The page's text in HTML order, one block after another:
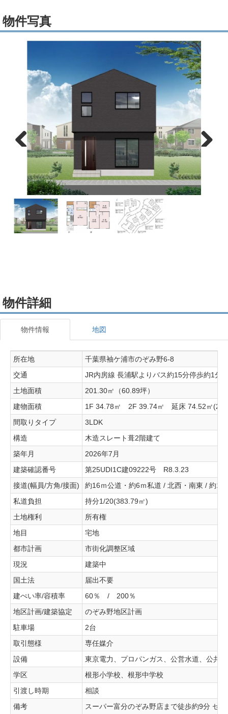
物件写真
Previous Next
物件詳細
物件情報 地図
所在地
千葉県袖ケ浦市のぞみ野6-8
交通
JR内房線 長浦駅よりバス約15分停歩約1分
土地面積
201.30㎡（60.89坪）
建物面積
1F 34.78㎡ 2F 39.74㎡ 延床 74.52㎡
間取りタイプ
3LDK
構造
木造スレート葺2階建て
築年月
2026年7月
建築確認番号
第25UDI1C建09222号 R8.3.23
接道(幅員/方角/接面)
約16ｍ公道・約6ｍ私道 / 北西・南東 / 約
私道負担
持分1/20(383.79㎡)
土地権利
所有権
地目
宅地
都市計画
市街化調整区域
現況
建築中
国土法
届出不要
建ぺい率/容積率
60％ / 200％
地区計画/建築協定
のぞみ野地区計画
駐車場
2台
取引態様
専任媒介
設備
東京電力、プロパンガス、公営水道、公共
学区
根形小学校、根形中学校
引渡し時期
相談
備考
スーパー富分のぞみ野店まで徒歩約9分 セ